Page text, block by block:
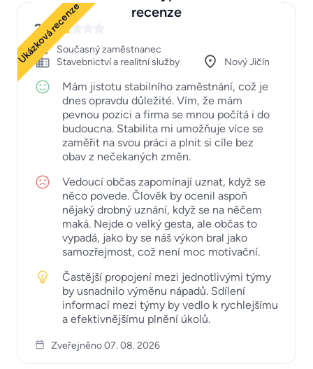
recenze
Ukázková recenze
2
Současný zaměstnanec
Stavebnictví a realitní služby
Nový Jičín
Mám jistotu stabilního zaměstnání, což je
dnes opravdu důležité. Vím, že mám
pevnou pozici a firma se mnou počítá i do
budoucna. Stabilita mi umožňuje více se
zaměřit na svou práci a plnit si cíle bez
obav z nečekaných změn.
Vedoucí občas zapomínají uznat, když se
něco povede. Člověk by ocenil aspoň
nějaký drobný uznání, když se na něčem
maká. Nejde o velký gesta, ale občas to
vypadá, jako by se náš výkon bral jako
samozřejmost, což není moc motivační.
Častější propojení mezi jednotlivými týmy
by usnadnilo výměnu nápadů. Sdílení
informací mezi týmy by vedlo k rychlejšímu
a efektivnějšímu plnění úkolů.
Zveřejněno 07. 08. 2026